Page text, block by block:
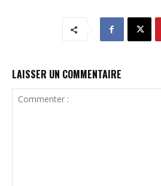
LAISSER UN COMMENTAIRE